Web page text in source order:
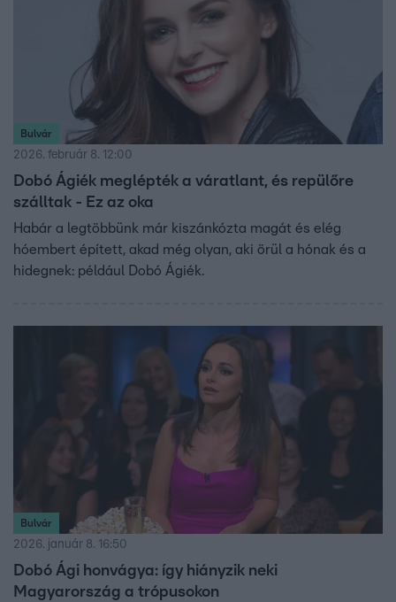
Bulvár
2026. február 8. 12:00
Dobó Ágiék meglépték a váratlant, és repülőre
szálltak - Ez az oka
Habár a legtöbbünk már kiszánkózta magát és elég
hóembert épített, akad még olyan, aki örül a hónak és a
hidegnek: például Dobó Ágiék.
Bulvár
2026. január 8. 16:50
Dobó Ági honvágya: így hiányzik neki
Magyarország a trópusokon